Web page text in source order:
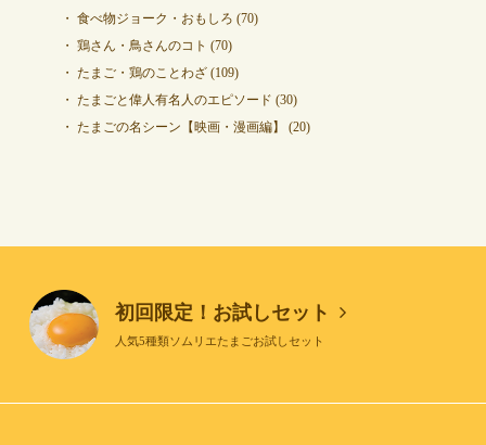
食べ物ジョーク・おもしろ (70)
鶏さん・鳥さんのコト (70)
たまご・鶏のことわざ(109)
たまごと偉人有名人のエピソード (30)
たまごの名シーン【映画・漫画編】
(20)
初回限定！お試しセット
人気5種類ソムリエたまごお試しセット